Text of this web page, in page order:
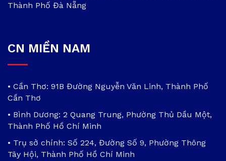
Thành Phố Đà Nẵng
CN MIỀN NAM
• Cần Thơ: 91B Đường Nguyễn Văn Linh, Thành Phố
Cần Thơ
• Bình Dương: 2 Quang Trung, Phường Thủ Dầu Một,
Thành Phố Hồ Chí Minh
• Trụ sở chính: Số 224, Đường Số 9, Phường Thông
Tây Hội, Thành Phố Hồ Chí Minh